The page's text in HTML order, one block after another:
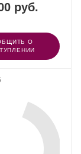
руб.
О